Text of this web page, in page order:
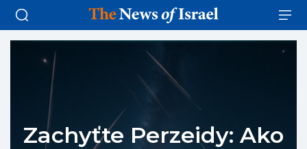
Zachyťte Perzeidy: Ako